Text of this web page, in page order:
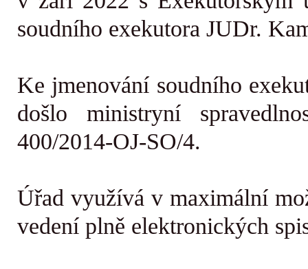
soudního exekutora JUDr.
Ke jmenování soudního
došlo ministryní
400/2014-OJ-SO/4.
Úřad využívá v maximální
vedení plně elektronických